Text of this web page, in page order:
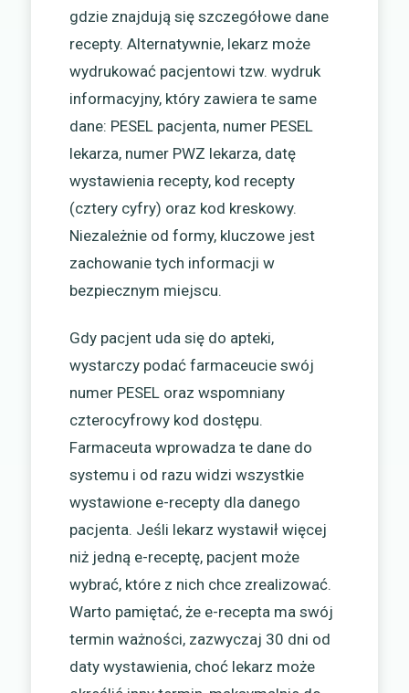
gdzie znajdują się szczegółowe dane
recepty. Alternatywnie, lekarz może
wydrukować pacjentowi tzw. wydruk
informacyjny, który zawiera te same
dane: PESEL pacjenta, numer PESEL
lekarza, numer PWZ lekarza, datę
wystawienia recepty, kod recepty
(cztery cyfry) oraz kod kreskowy.
Niezależnie od formy, kluczowe jest
zachowanie tych informacji w
bezpiecznym miejscu.
Gdy pacjent uda się do apteki,
wystarczy podać farmaceucie swój
numer PESEL oraz wspomniany
czterocyfrowy kod dostępu.
Farmaceuta wprowadza te dane do
systemu i od razu widzi wszystkie
wystawione e-recepty dla danego
pacjenta. Jeśli lekarz wystawił więcej
niż jedną e-receptę, pacjent może
wybrać, które z nich chce zrealizować.
Warto pamiętać, że e-recepta ma swój
termin ważności, zazwyczaj 30 dni od
daty wystawienia, choć lekarz może